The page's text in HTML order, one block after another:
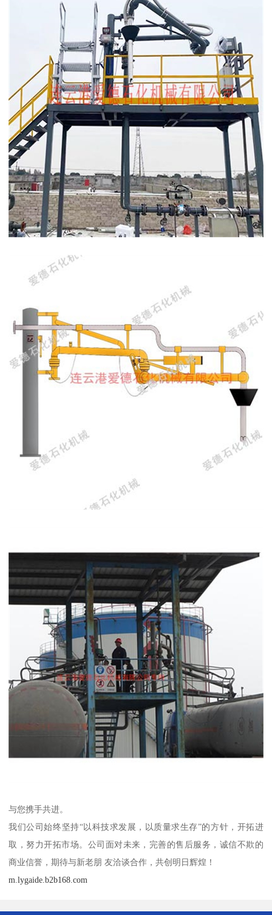
与您携手共进。
我们公司始终坚持“以科技求发展，以质量求生存”的方针，开拓进
取，努力开拓市场。公司面对未来，完善的售后服务，诚信不欺的
商业信誉，期待与新老朋 友洽谈合作，共创明日辉煌！
m.lygaide.b2b168.com